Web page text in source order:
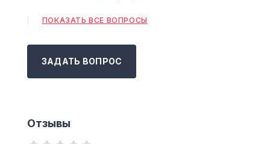
ПОКАЗАТЬ ВСЕ ВОПРОСЫ
ЗАДАТЬ ВОПРОС
Отзывы